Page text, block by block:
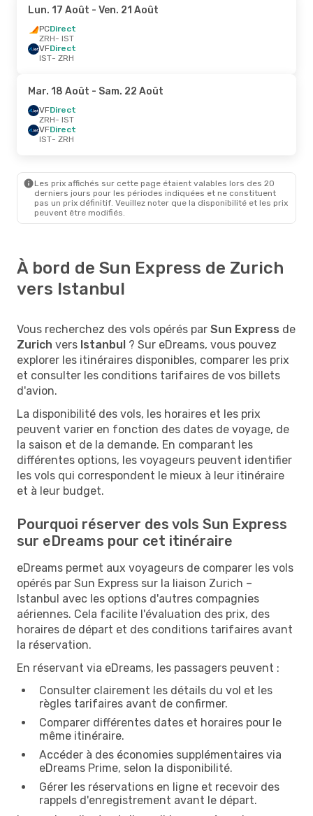
Lun. 17 Août - Ven. 21 Août
PCDirect
ZRH- IST
VFDirect
IST- ZRH
Mar. 18 Août - Sam. 22 Août
VFDirect
ZRH- IST
VFDirect
IST- ZRH
Les prix affichés sur cette page étaient valables lors des 20
derniers jours pour les périodes indiquées et ne constituent
pas un prix définitif. Veuillez noter que la disponibilité et les prix
peuvent être modifiés.
À bord de Sun Express de Zurich
vers Istanbul
Vous recherchez des vols opérés par Sun Express de
Zurich vers Istanbul ? Sur eDreams, vous pouvez
explorer les itinéraires disponibles, comparer les prix
et consulter les conditions tarifaires de vos billets
d'avion.
La disponibilité des vols, les horaires et les prix
peuvent varier en fonction des dates de voyage, de
la saison et de la demande. En comparant les
différentes options, les voyageurs peuvent identifier
les vols qui correspondent le mieux à leur itinéraire
et à leur budget.
Pourquoi réserver des vols Sun Express
sur eDreams pour cet itinéraire
eDreams permet aux voyageurs de comparer les vols
opérés par Sun Express sur la liaison Zurich –
Istanbul avec les options d'autres compagnies
aériennes. Cela facilite l'évaluation des prix, des
horaires de départ et des conditions tarifaires avant
la réservation.
En réservant via eDreams, les passagers peuvent :
Consulter clairement les détails du vol et les
règles tarifaires avant de confirmer.
Comparer différentes dates et horaires pour le
même itinéraire.
Accéder à des économies supplémentaires via
eDreams Prime, selon la disponibilité.
Gérer les réservations en ligne et recevoir des
rappels d'enregistrement avant le départ.